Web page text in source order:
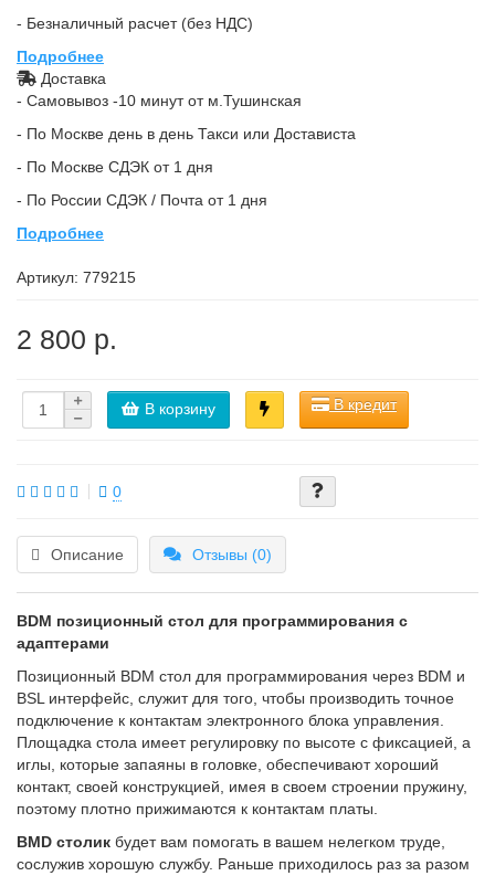
- Безналичный расчет (без НДС)
Подробнее
Доставка
- Самовывоз -10 минут от м.Тушинская
- По Москве день в день Такси или Достависта
- По Москве СДЭК от 1 дня
- По России СДЭК / Почта от 1 дня
Подробнее
Артикул: 779215
2 800 р.
В корзину В кредит
0
Описание Отзывы (0)
BDM позиционный стол для программирования с
адаптерами
Позиционный BDM стол для программирования через BDM и
BSL интерфейс, служит для того, чтобы производить точное
подключение к контактам электронного блока управления.
Площадка стола имеет регулировку по высоте с фиксацией, а
иглы, которые запаяны в головке, обеспечивают хороший
контакт, своей конструкцией, имея в своем строении пружину,
поэтому плотно прижимаются к контактам платы.
BMD столик будет вам помогать в вашем нелегком труде,
сослужив хорошую службу. Раньше приходилось раз за разом